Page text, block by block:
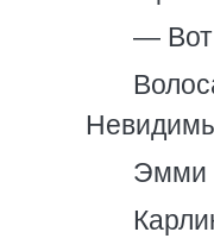
— Вот
Эмми